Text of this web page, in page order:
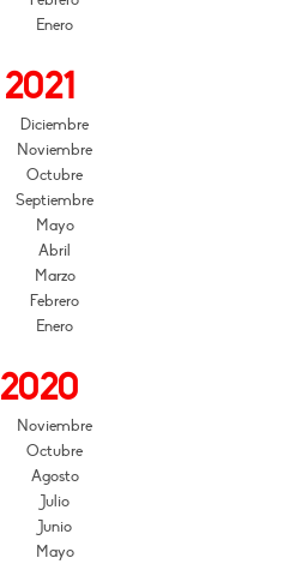
Enero
2021
Diciembre
Noviembre
Octubre
Septiembre
Mayo
Abril
Marzo
Febrero
Enero
2020
Noviembre
Octubre
Agosto
Julio
Junio
Mayo